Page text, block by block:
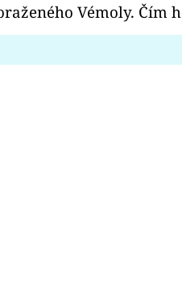
Vémoly. Čím
naštvali?